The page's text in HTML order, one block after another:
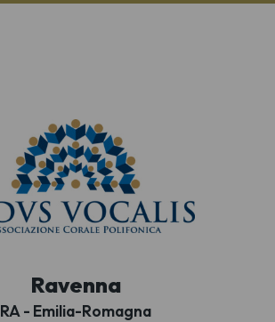
Ravenna
RA - Emilia-Romagna